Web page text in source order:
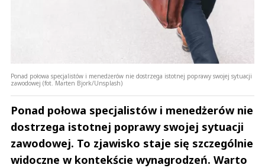
Ponad połowa specjalistów i menedżerów nie dostrzega istotnej poprawy swojej sytuacji
zawodowej (fot. Marten Bjork/Unsplash)
Ponad połowa specjalistów i menedżerów nie
dostrzega istotnej poprawy swojej sytuacji
zawodowej. To zjawisko staje się szczególnie
widoczne w kontekście wynagrodzeń. Warto